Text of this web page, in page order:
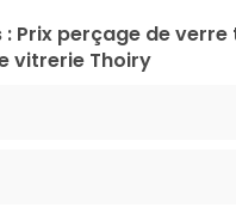
Prix perçage de verre
vitrerie Thoiry